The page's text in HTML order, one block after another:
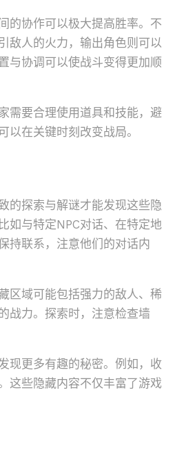
的协作可以极大提高胜率。不
敌人的火力，输出角色则可以
与协调可以使战斗变得更加顺
需要合理使用道具和技能，避
在关键时刻改变战局。
的探索与解谜才能发现这些隐
如与特定NPC对话、在特定地
持联系，注意他们的对话内
区域可能包括强力的敌人、稀
战力。探索时，注意检查墙
现更多有趣的秘密。例如，收
这些隐藏内容不仅丰富了游戏